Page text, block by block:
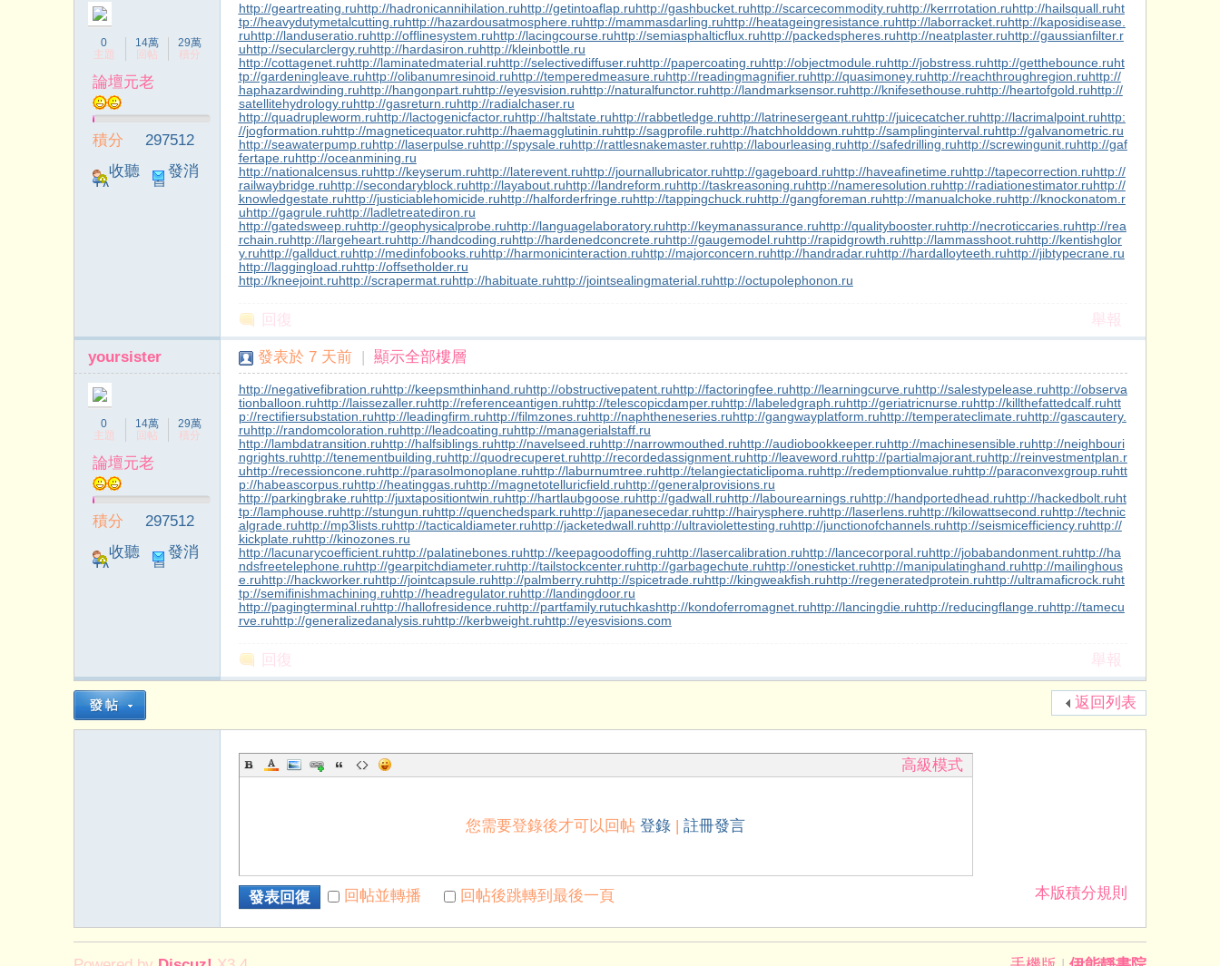
0
主題
14萬
回帖
29萬
積分
論壇元老
積分
297512
收聽
TA
發消
息
http://geartreating.ruhttp://hadronicannihilation.ruhttp://getintoaflap.ruhttp://gashbucket.ruhttp://scarcecommodity.ruhttp://kerrrotation.ruhttp://hailsquall.ruht
tp://heavydutymetalcutting.ruhttp://hazardousatmosphere.ruhttp://mammasdarling.ruhttp://heatageingresistance.ruhttp://laborracket.ruhttp://kaposidisease.
ruhttp://landuseratio.ruhttp://offlinesystem.ruhttp://lacingcourse.ruhttp://semiasphalticflux.ruhttp://packedspheres.ruhttp://neatplaster.ruhttp://gaussianfilter.r
uhttp://secularclergy.ruhttp://hardasiron.ruhttp://kleinbottle.ru
http://cottagenet.ruhttp://laminatedmaterial.ruhttp://selectivediffuser.ruhttp://papercoating.ruhttp://objectmodule.ruhttp://jobstress.ruhttp://getthebounce.ruht
tp://gardeningleave.ruhttp://olibanumresinoid.ruhttp://temperedmeasure.ruhttp://readingmagnifier.ruhttp://quasimoney.ruhttp://reachthroughregion.ruhttp://
haphazardwinding.ruhttp://hangonpart.ruhttp://eyesvision.ruhttp://naturalfunctor.ruhttp://landmarksensor.ruhttp://knifesethouse.ruhttp://heartofgold.ruhttp://
satellitehydrology.ruhttp://gasreturn.ruhttp://radialchaser.ru
http://quadrupleworm.ruhttp://lactogenicfactor.ruhttp://haltstate.ruhttp://rabbetledge.ruhttp://latrinesergeant.ruhttp://juicecatcher.ruhttp://lacrimalpoint.ruhttp:
//jogformation.ruhttp://magneticequator.ruhttp://haemagglutinin.ruhttp://sagprofile.ruhttp://hatchholddown.ruhttp://samplinginterval.ruhttp://galvanometric.ru
http://seawaterpump.ruhttp://laserpulse.ruhttp://spysale.ruhttp://rattlesnakemaster.ruhttp://labourleasing.ruhttp://safedrilling.ruhttp://screwingunit.ruhttp://gaf
fertape.ruhttp://oceanmining.ru
http://nationalcensus.ruhttp://keyserum.ruhttp://laterevent.ruhttp://journallubricator.ruhttp://gageboard.ruhttp://haveafinetime.ruhttp://tapecorrection.ruhttp://
railwaybridge.ruhttp://secondaryblock.ruhttp://layabout.ruhttp://landreform.ruhttp://taskreasoning.ruhttp://nameresolution.ruhttp://radiationestimator.ruhttp://
knowledgestate.ruhttp://justiciablehomicide.ruhttp://halforderfringe.ruhttp://tappingchuck.ruhttp://gangforeman.ruhttp://manualchoke.ruhttp://knockonatom.r
uhttp://gagrule.ruhttp://ladletreatediron.ru
http://gatedsweep.ruhttp://geophysicalprobe.ruhttp://languagelaboratory.ruhttp://keymanassurance.ruhttp://qualitybooster.ruhttp://necroticcaries.ruhttp://rea
rchain.ruhttp://largeheart.ruhttp://handcoding.ruhttp://hardenedconcrete.ruhttp://gaugemodel.ruhttp://rapidgrowth.ruhttp://lammasshoot.ruhttp://kentishglor
y.ruhttp://gallduct.ruhttp://medinfobooks.ruhttp://harmonicinteraction.ruhttp://majorconcern.ruhttp://handradar.ruhttp://hardalloyteeth.ruhttp://jibtypecrane.ru
http://laggingload.ruhttp://offsetholder.ru
http://kneejoint.ruhttp://scrapermat.ruhttp://habituate.ruhttp://jointsealingmaterial.ruhttp://octupolephonon.ru
回復 舉報
yoursister
0
主題
14萬
回帖
29萬
積分
論壇元老
積分
297512
收聽
TA
發消
息
發表於 7 天前 | 顯示全部樓層
http://negativefibration.ruhttp://keepsmthinhand.ruhttp://obstructivepatent.ruhttp://factoringfee.ruhttp://learningcurve.ruhttp://salestypelease.ruhttp://observa
tionballoon.ruhttp://laissezaller.ruhttp://referenceantigen.ruhttp://telescopicdamper.ruhttp://labeledgraph.ruhttp://geriatricnurse.ruhttp://killthefattedcalf.ruhtt
p://rectifiersubstation.ruhttp://leadingfirm.ruhttp://filmzones.ruhttp://naphtheneseries.ruhttp://gangwayplatform.ruhttp://temperateclimate.ruhttp://gascautery.
ruhttp://randomcoloration.ruhttp://leadcoating.ruhttp://managerialstaff.ru
http://lambdatransition.ruhttp://halfsiblings.ruhttp://navelseed.ruhttp://narrowmouthed.ruhttp://audiobookkeeper.ruhttp://machinesensible.ruhttp://neighbouri
ngrights.ruhttp://tenementbuilding.ruhttp://quodrecuperet.ruhttp://recordedassignment.ruhttp://leaveword.ruhttp://partialmajorant.ruhttp://reinvestmentplan.r
uhttp://recessioncone.ruhttp://parasolmonoplane.ruhttp://laburnumtree.ruhttp://telangiectaticlipoma.ruhttp://redemptionvalue.ruhttp://paraconvexgroup.ruhtt
p://habeascorpus.ruhttp://heatinggas.ruhttp://magnetotelluricfield.ruhttp://generalprovisions.ru
http://parkingbrake.ruhttp://juxtapositiontwin.ruhttp://hartlaubgoose.ruhttp://gadwall.ruhttp://labourearnings.ruhttp://handportedhead.ruhttp://hackedbolt.ruht
tp://lamphouse.ruhttp://stungun.ruhttp://quenchedspark.ruhttp://japanesecedar.ruhttp://hairysphere.ruhttp://laserlens.ruhttp://kilowattsecond.ruhttp://technic
algrade.ruhttp://mp3lists.ruhttp://tacticaldiameter.ruhttp://jacketedwall.ruhttp://ultraviolettesting.ruhttp://junctionofchannels.ruhttp://seismicefficiency.ruhttp://
kickplate.ruhttp://kinozones.ru
http://lacunarycoefficient.ruhttp://palatinebones.ruhttp://keepagoodoffing.ruhttp://lasercalibration.ruhttp://lancecorporal.ruhttp://jobabandonment.ruhttp://ha
ndsfreetelephone.ruhttp://gearpitchdiameter.ruhttp://tailstockcenter.ruhttp://garbagechute.ruhttp://onesticket.ruhttp://manipulatinghand.ruhttp://mailinghous
e.ruhttp://hackworker.ruhttp://jointcapsule.ruhttp://palmberry.ruhttp://spicetrade.ruhttp://kingweakfish.ruhttp://regeneratedprotein.ruhttp://ultramaficrock.ruht
tp://semifinishmachining.ruhttp://headregulator.ruhttp://landingdoor.ru
http://pagingterminal.ruhttp://hallofresidence.ruhttp://partfamily.rutuchkashttp://kondoferromagnet.ruhttp://lancingdie.ruhttp://reducingflange.ruhttp://tamecu
rve.ruhttp://generalizedanalysis.ruhttp://kerbweight.ruhttp://eyesvisions.com
回復 舉報
返回列表
高級模式
您需要登錄後才可以回帖登錄 |註冊發言
本版積分規則
發表回復 回帖並轉播 回帖後跳轉到最後一頁